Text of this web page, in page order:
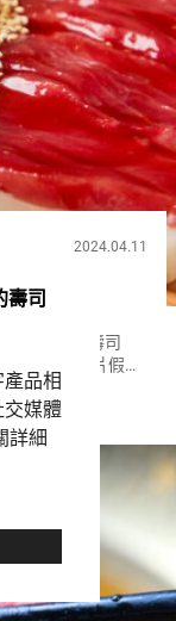
品相
交媒體
詳細
2024.04.11
壽司
股『片假名壽司
指的是使用片假名
引）來書寫名稱
了傳統壽司，同